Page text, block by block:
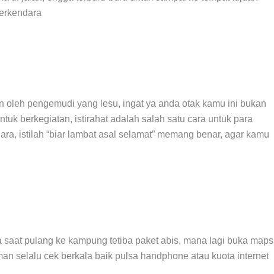
oleh pengemudi yang lesu, ingat ya anda otak kamu ini bukan
berkegiatan, istirahat adalah salah satu cara untuk para
istilah “biar lambat asal selamat” memang benar, agar kamu
pulang ke kampung tetiba paket abis, mana lagi buka maps
selalu cek berkala baik pulsa handphone atau kuota internet